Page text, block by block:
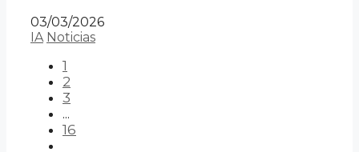
03/03/2026
IA Noticias
1
2
3
...
16